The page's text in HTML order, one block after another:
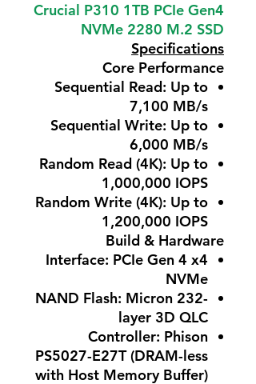
Crucial P310 1TB PCIe Gen4
NVMe 2280 M.2 SSD
Specifications
Core Performance
Sequential Read: Up to
7,100 MB/s
Sequential Write: Up to
6,000 MB/s
Random Read (4K): Up to
1,000,000 IOPS
Random Write (4K): Up to
1,200,000 IOPS
Build & Hardware
Interface: PCIe Gen 4 x4
NVMe
NAND Flash: Micron 232-
layer 3D QLC
Controller: Phison
PS5027-E27T (DRAM-less
with Host Memory Buffer)